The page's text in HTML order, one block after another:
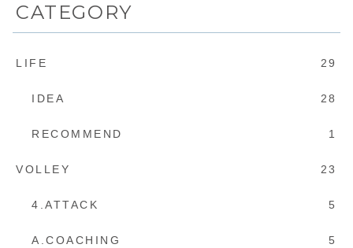
CATEGORY
LIFE 29
IDEA 28
RECOMMEND 1
VOLLEY 23
4.ATTACK 5
A.COACHING 5